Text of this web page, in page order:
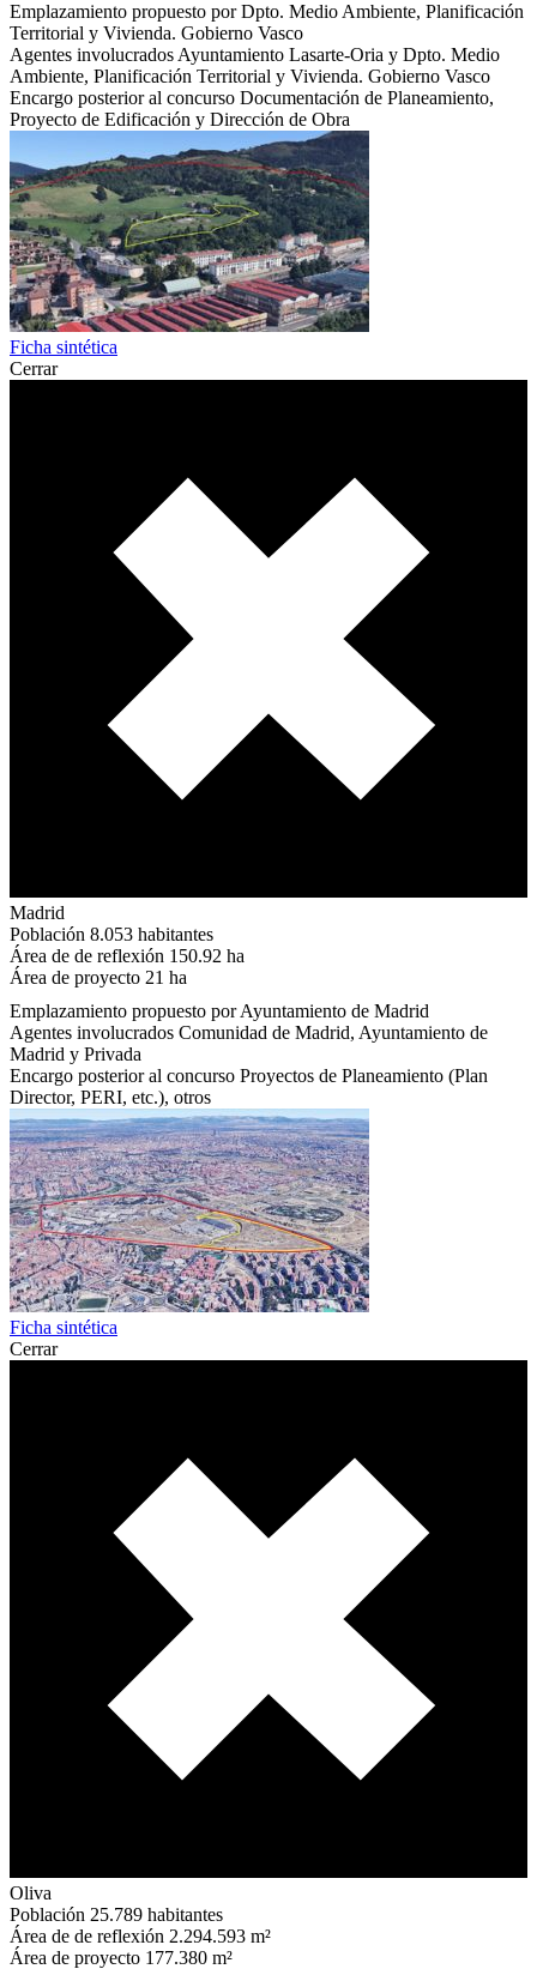
Emplazamiento propuesto por Dpto. Medio Ambiente, Planificación
Territorial y Vivienda. Gobierno Vasco
Agentes involucrados Ayuntamiento Lasarte-Oria y Dpto. Medio
Ambiente, Planificación Territorial y Vivienda. Gobierno Vasco
Encargo posterior al concurso Documentación de Planeamiento,
Proyecto de Edificación y Dirección de Obra
Ficha sintética
Cerrar
Madrid
Población 8.053 habitantes
Área de de reflexión 150.92 ha
Área de proyecto 21 ha
Emplazamiento propuesto por Ayuntamiento de Madrid
Agentes involucrados Comunidad de Madrid, Ayuntamiento de
Madrid y Privada
Encargo posterior al concurso Proyectos de Planeamiento (Plan
Director, PERI, etc.), otros
Ficha sintética
Cerrar
Oliva
Población 25.789 habitantes
Área de de reflexión 2.294.593 m²
Área de proyecto 177.380 m²